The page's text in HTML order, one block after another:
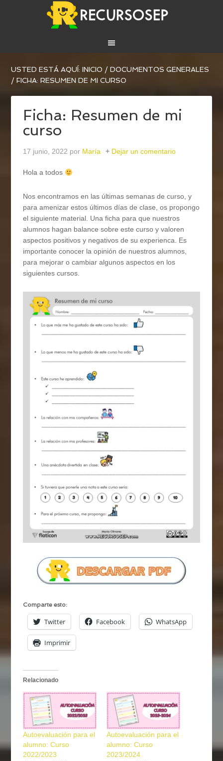
USTED ESTÁ AQUÍ:INICIO / DOCUMENTOS GENERALES
/ FICHA: RESUMEN DE MI CURSO
Ficha: Resumen de mi
curso
17 junio, 2022 por María Dejar un comentario
Hola a todos
Nos encontramos en las últimas semanas de curso, y
para amenizar estos últimos días de clase, os propongo
el siguiente material. Una ficha para que nuestros
alumnos hagan balance sobre este curso y valoren
aspectos positivos y negativos de su experienca. Es
importante conocer la opinión de nuestros alumnos,
para mejorar o cambiar algunos aspectos en los
siguientes cursos.
Comparte esto:
Twitter Facebook WhatsApp
Imprimir
Relacionado
Autoevaluación para el
alumno: Curso
2022/2023
Autoevaluación para el
alumno: Curso
2023/2024